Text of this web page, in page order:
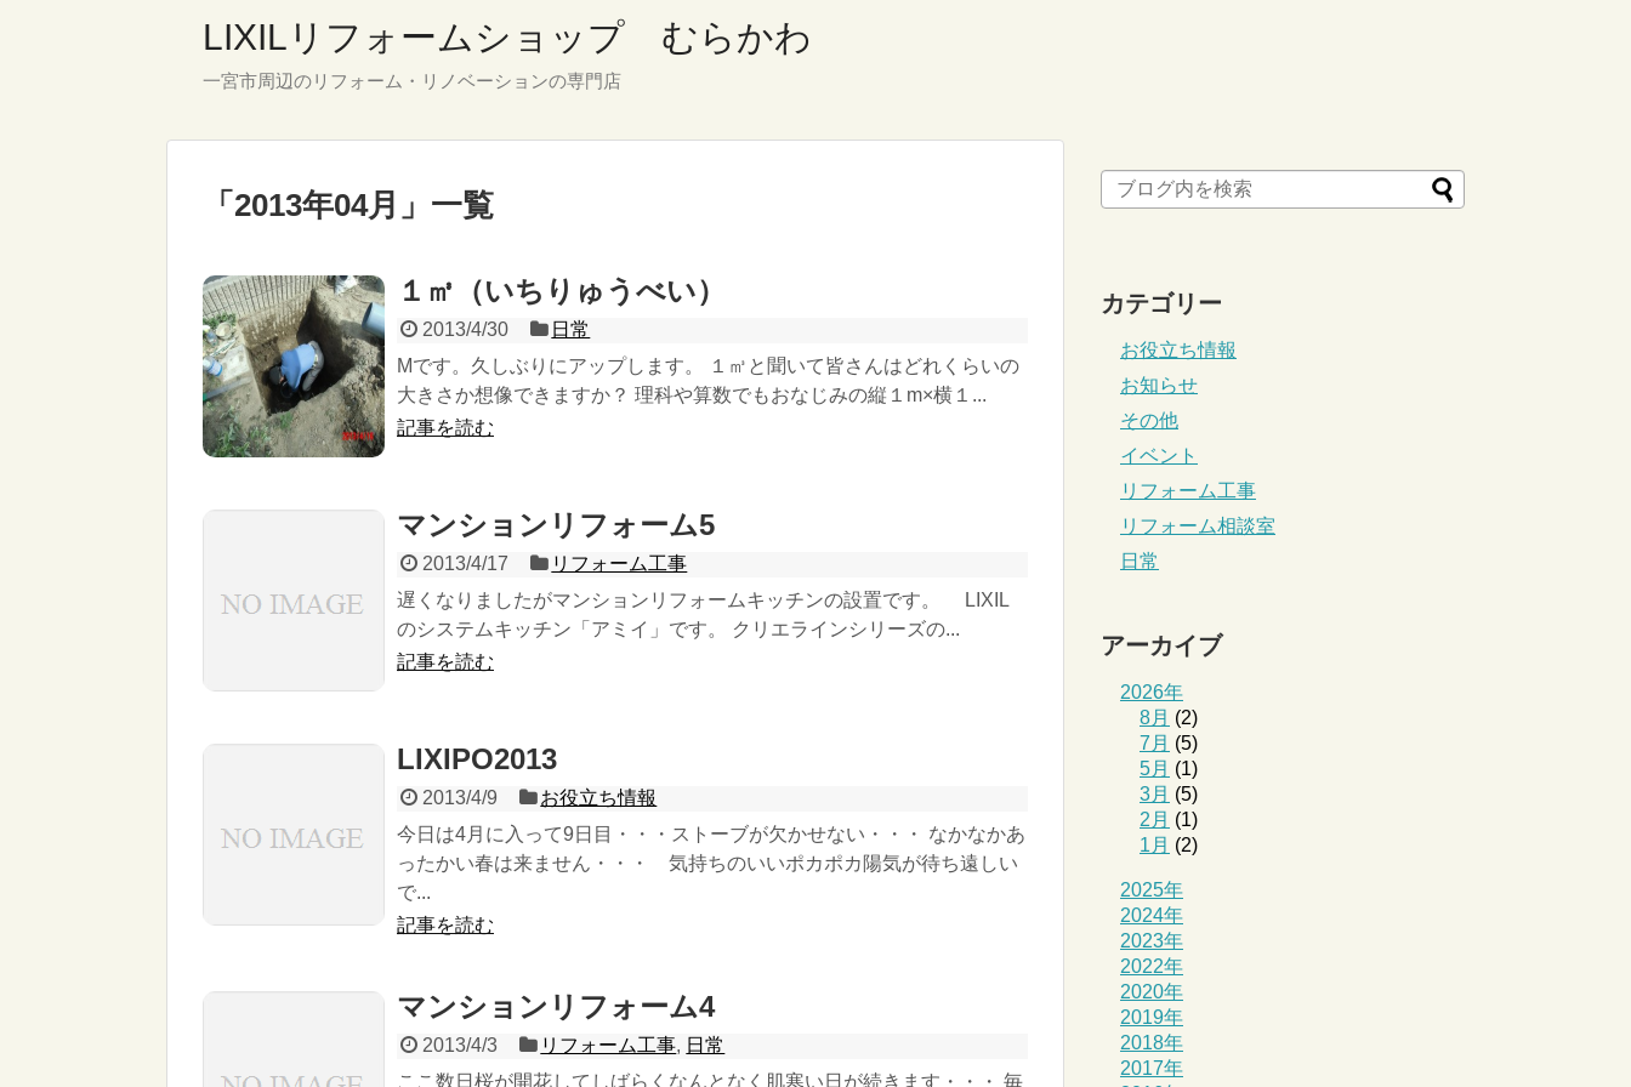
LIXILリフォームショップ むらかわ
一宮市周辺のリフォーム・リノベーションの専門店
「 2013年04月 」 一覧
１㎥（いちりゅうべい）
2013/4/30
日常
Mです。久しぶりにアップします。 １㎥と聞いて皆さんはどれくらいの
大きさか想像できますか？ 理科や算数でもおなじみの縦１m×横１...
記事を読む
マンションリフォーム5
2013/4/17
リフォーム工事
遅くなりましたがマンションリフォームキッチンの設置です。 LIXIL
のシステムキッチン「アミイ」です。 クリエラインシリーズの...
記事を読む
LIXIPO2013
2013/4/9
お役立ち情報
今日は4月に入って9日目・・・ストーブが欠かせない・・・ なかなかあ
ったかい春は来ません・・・ 気持ちのいいポカポカ陽気が待ち遠しい
で...
記事を読む
マンションリフォーム4
2013/4/3 リフォーム工事, 日常
ここ数日桜が開花してしばらくなんとなく肌寒い日が続きます・・・ 毎
カテゴリー
お役立ち情報
お知らせ
その他
イベント
リフォーム工事
リフォーム相談室
日常
アーカイブ
2026年
8月 (2)
7月 (5)
5月 (1)
3月 (5)
2月 (1)
1月 (2)
2025年
2024年
2023年
2022年
2020年
2019年
2018年
2017年